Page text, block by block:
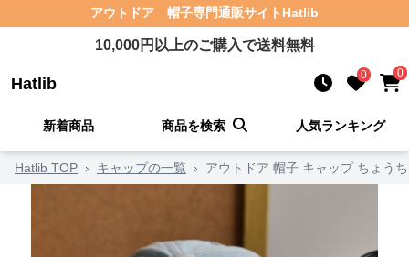
アウトドア 帽子専門通販サイト Hatlib
10,000円以上のご購入で送料無料
Hatlib 0 0
新着商品 商品を検索 人気ランキング
Hatlib TOP › キャップの一覧 › アウトドア 帽子 キャップ ちょう